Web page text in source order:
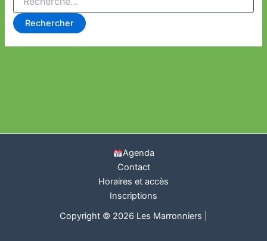
Agenda
Contact
Horaires et accès
Inscriptions
Copyright © 2026 Les Marronniers |